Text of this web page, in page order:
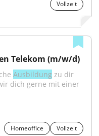
Vollzeit
Telekom (m/w/d)
Ausbildung zu dir
dich gerne mit einer
Homeoffice
Vollzeit